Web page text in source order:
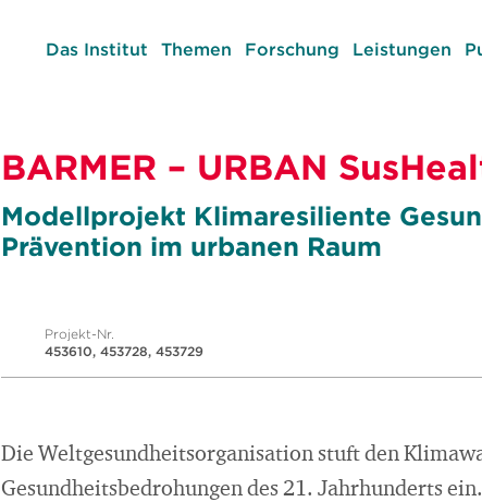
Das Institut Themen Forschung Leistungen
BARMER – URBAN
Modellprojekt Klimaresiliente
Prävention im urbanen Raum
Projekt-Nr.
453610, 453728, 453729
Die Weltgesundheitsorganisation stuft den
Gesundheitsbedrohungen des 21. Jahrhunderts